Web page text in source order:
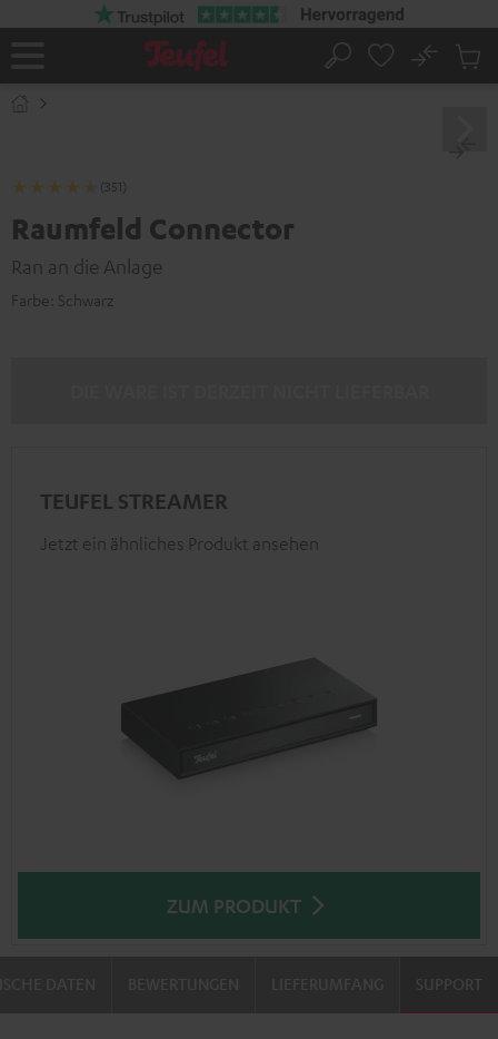
Startseite
Suche
No
(351)
Raumfeld Connector
Ran an die Anlage
Farbe: Schwarz
TEUFEL STREAMER
Jetzt ein ähnliches Produkt ansehen
ZUM PRODUKT
SUPPORT